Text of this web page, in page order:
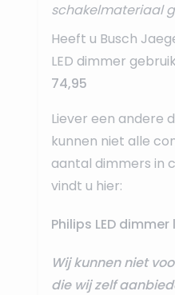
schakelmateriaal
Heeft u Busch
LED dimmer
74,95
Liever een andere
kunnen niet alle
aantal dimmers in
vindt u hier:
Philips LED dimmer
Wij kunnen niet
die wij zelf